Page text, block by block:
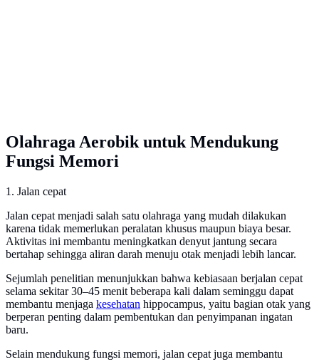
Olahraga Aerobik untuk Mendukung
Fungsi Memori
1. Jalan cepat
Jalan cepat menjadi salah satu olahraga yang mudah dilakukan
karena tidak memerlukan peralatan khusus maupun biaya besar.
Aktivitas ini membantu meningkatkan denyut jantung secara
bertahap sehingga aliran darah menuju otak menjadi lebih lancar.
Sejumlah penelitian menunjukkan bahwa kebiasaan berjalan cepat
selama sekitar 30–45 menit beberapa kali dalam seminggu dapat
membantu menjaga kesehatan hippocampus, yaitu bagian otak yang
berperan penting dalam pembentukan dan penyimpanan ingatan
baru.
Selain mendukung fungsi memori, jalan cepat juga membantu